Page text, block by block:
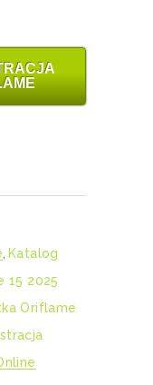
Katalog
15 2025
Oriflame